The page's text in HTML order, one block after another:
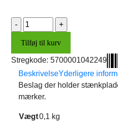
Beslag
til
stænkplade
(original)
antal
Tilføj til kurv
Stregkode: 5700001042249
BeskrivelseYderligere
Beslag der holder
mærker.
Vægt0,1 kg